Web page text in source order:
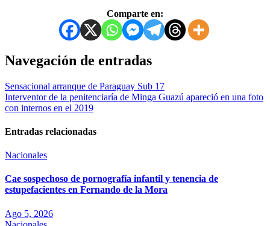
Comparte en:
Navegación de entradas
Sensacional arranque de Paraguay Sub 17
Interventor de la penitenciaría de Minga Guazú apareció en una foto
con internos en el 2019
Entradas relacionadas
Nacionales
Cae sospechoso de pornografía infantil y tenencia de
estupefacientes en Fernando de la Mora
Ago 5, 2026